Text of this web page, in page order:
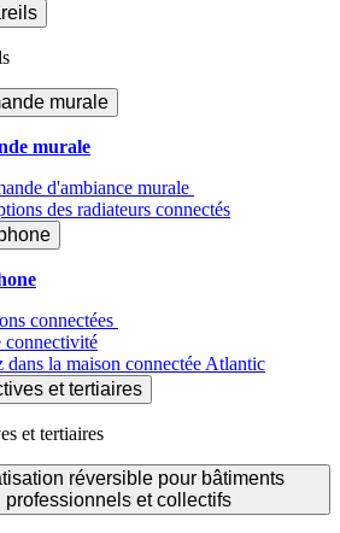
murale
murale
d'ambiance murale
des radiateurs connectés
connectées
connectivité
dans la maison connectée Atlantic
et tertiaires
et tertiaires
réversible pour bâtiments
professionnels et collectifs